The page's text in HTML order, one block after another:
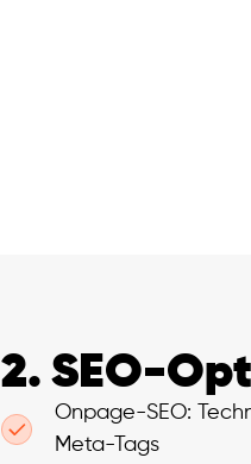
2. SEO-
Onpage-SEO:
Meta-Tags